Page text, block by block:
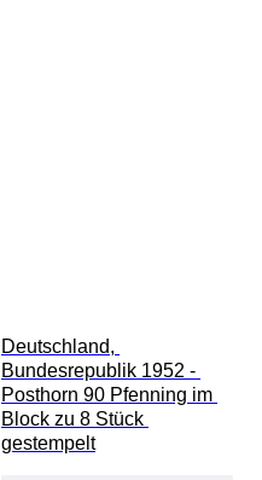
Deutschland,
Bundesrepublik 1952 -
Posthorn 90 Pfenning im
Block zu 8 Stück
gestempelt